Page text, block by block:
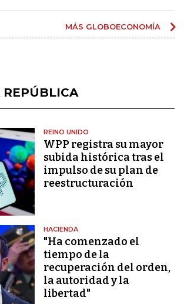
MÁS GLOBOECONOMÍA
REPÚBLICA
REINO UNIDO
WPP registra su mayor
subida histórica tras el
impulso de su plan de
reestructuración
HACIENDA
"Ha comenzado el
tiempo de la
recuperación del orden,
la autoridad y la
libertad"